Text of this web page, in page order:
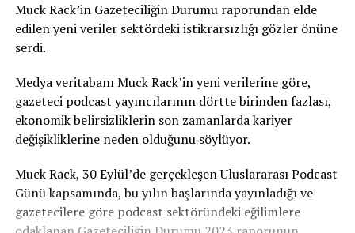
Muck Rack’in Gazeteciliğin Durumu raporundan elde
edilen yeni veriler sektördeki istikrarsızlığı gözler önüne
serdi.
Medya veritabanı Muck Rack’in yeni verilerine göre,
gazeteci podcast yayıncılarının dörtte birinden fazlası,
ekonomik belirsizliklerin son zamanlarda kariyer
değişikliklerine neden olduğunu söylüyor.
Muck Rack, 30 Eylül’de gerçekleşen Uluslararası Podcast
Günü kapsamında, bu yılın başlarında yayınladığı ve
gazetecilere göre podcast sektöründeki eğilimlere